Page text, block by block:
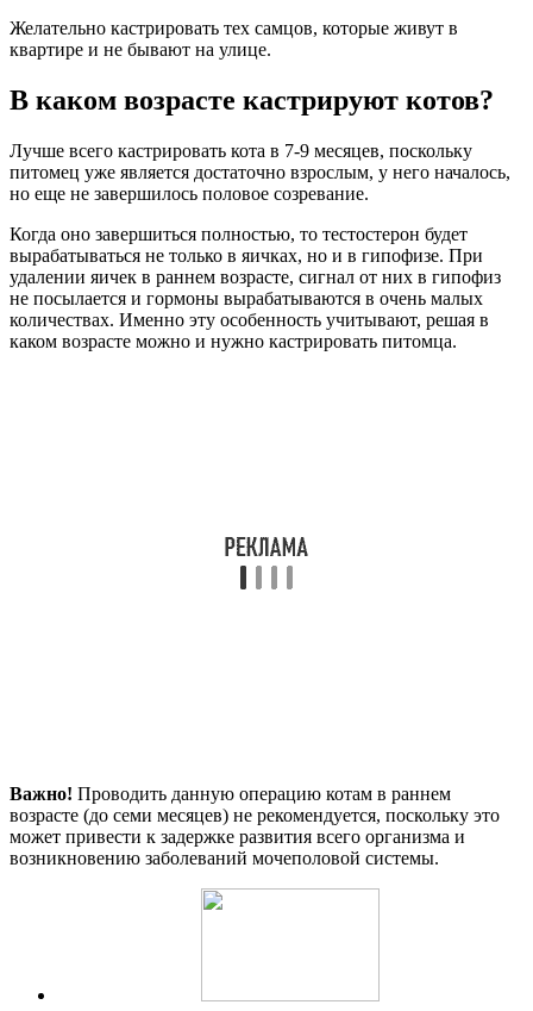
Желательно кастрировать тех самцов, которые живут в
квартире и не бывают на улице.
В каком возрасте кастрируют котов?
Лучше всего кастрировать кота в 7-9 месяцев, поскольку
питомец уже является достаточно взрослым, у него началось,
но еще не завершилось половое созревание.
Когда оно завершиться полностью, то тестостерон будет
вырабатываться не только в яичках, но и в гипофизе. При
удалении яичек в раннем возрасте, сигнал от них в гипофиз
не посылается и гормоны вырабатываются в очень малых
количествах. Именно эту особенность учитывают, решая в
каком возрасте можно и нужно кастрировать питомца.
Важно! Проводить данную операцию котам в раннем
возрасте (до семи месяцев) не рекомендуется, поскольку это
может привести к задержке развития всего организма и
возникновению заболеваний мочеполовой системы.